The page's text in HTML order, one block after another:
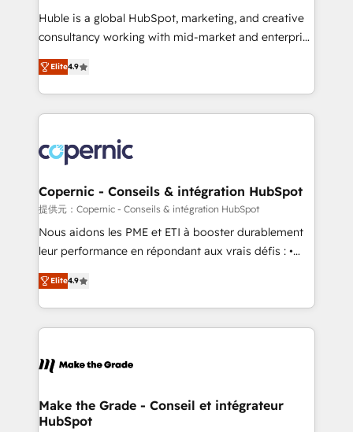
Get your sales team fully using HubSpot • Track
pipeline and revenue across the entire buyer journey
growth • Create content and videos that attract
buyers • Use AI to scale smarter Our coaching-led
lasts. So if you're ready to become the most trusted
voice in your market, let’s talk.
Huble is a global HubSpot, marketing, and creative
consultancy working with mid-market and enterprise
businesses. We go beyond implementation, shaping
the strategy, processes, and teams that turn
HubSpot into a genuine growth engine. Named
HubSpot's Global Partner of the Year in 2024,
worldwide, and with over 15 years in the ecosystem,
Huble has built a track record that speaks for itself.
One company, one operating model, delivering
across offices and consulting teams in the UK, USA,
Canada, Germany, France, Belgium, Singapore, and
South Africa. Certified compliant with ISO/IEC
international offices and 175+ employees.
Elite4.9
Copernic - Conseils & intégration HubSpot
提供元：Copernic - Conseils & intégration HubSpot
Nous aidons les PME et ETI à booster durablement
leur performance en répondant aux vrais défis : •
Intégration de HubSpot avec d’autres outils (ERP,
téléphonie, etc.) • Alignement des équipes grâce à un
outil et des données partagées • Amélioration de la
collecte et de l’analyse des données pour des
de la productivité des équipes Notre équipe de 30
avec un engagement total, alignant processus
métiers et technologie, et guidant vos équipes à
Elite4.9
Make the Grade - Conseil et intégrateur
HubSpot